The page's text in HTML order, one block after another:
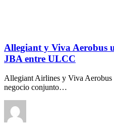
Allegiant y Viva Aerobus
JBA entre ULCC
Allegiant Airlines y Viva Aerobus
negocio conjunto…